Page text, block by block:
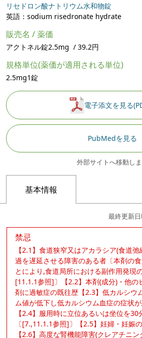
リセドロン酸ナトリウム水和物錠
英語：sodium risedronate hydrate
販売名 / 薬価
アクトネル錠2.5mg / 39.2円
規格単位(薬価が適用される単位)
2.5mg1錠
電子添文を見る
PubMedを見る
外部サイトへ移動し
基本情報
最終更新
禁忌
【2.1】食道狭窄又はアカラシア(食道
過を遅延させる障害のある者〔本剤の
とにより,食道局所における副作用発現
[11.1.1参照]〕【2.2】本剤(成分)・他の
剤に過敏症の既往歴【2.3】低カルシウ
ム値が低下し低カルシウム血症の症状が
【2.4】服用時に立位あるいは坐位を
〔[7.,11.1.1参照]〕【2.5】妊婦・妊娠
【2.6】高度な腎機能障害(クレアチニ